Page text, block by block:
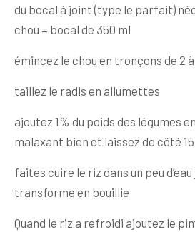
du bocal à joint (type le parfait)
chou = bocal de 350 ml
émincez le chou en tronçons de 2
taillez le radis en allumettes
ajoutez 1% du poids des légumes
malaxant bien et laissez de côté
faites cuire le riz dans un peu d’eau
transforme en bouillie
Quand le riz a refroidi ajoutez le